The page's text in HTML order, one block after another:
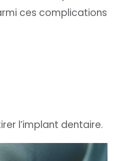
ces complications
l’implant dentaire.